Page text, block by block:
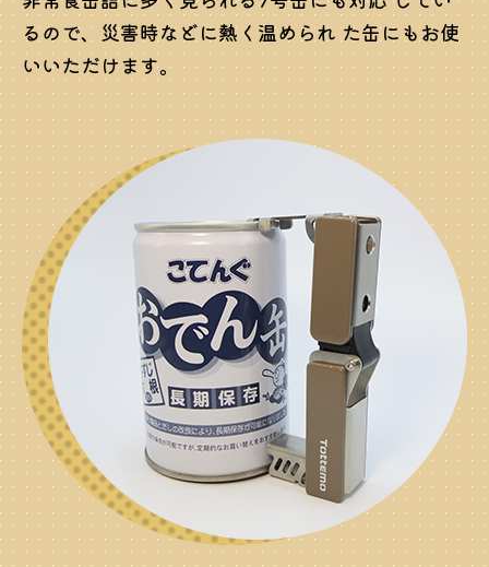
るので、災害時などに熱く温められ た缶にもお使
いいただけます。